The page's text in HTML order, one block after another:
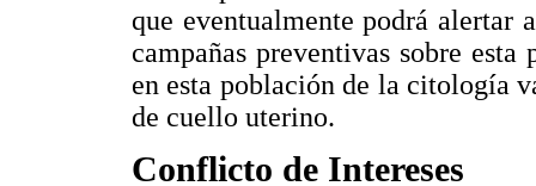
que eventualmente podrá alertar
campañas preventivas sobre
en esta población de la citología
de cuello uterino.
Conflicto de Intereses